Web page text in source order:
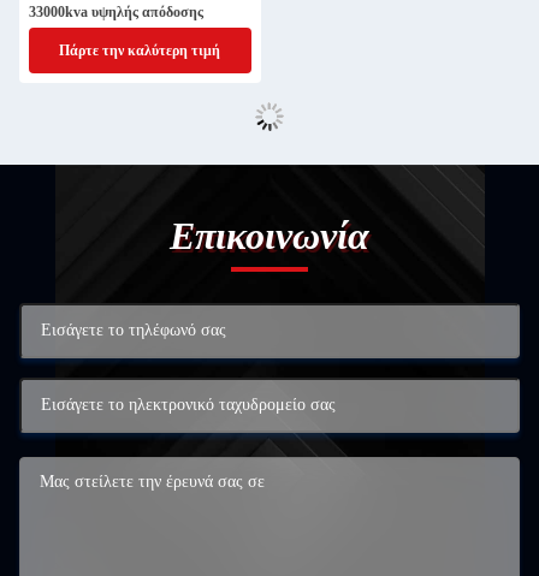
33000kva υψηλής απόδοσης
Πάρτε την καλύτερη τιμή
Επικοινωνία